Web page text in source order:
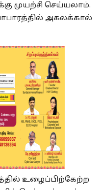
முயற்சி செய்யலாம்.
அகலக்கால்
உழைப்பிற்கேற்ற